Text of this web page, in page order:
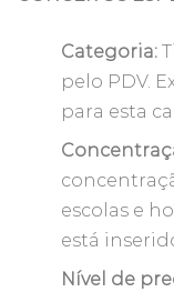
Categoria:
pelo PDV.
para esta
escolas e
está
Nível de